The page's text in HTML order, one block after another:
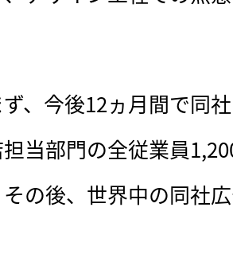
、今後12ヵ月間で同
当部門の全従業員
の後、世界中の同社